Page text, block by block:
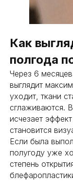
Как
полгода
Через 6
выглядит
уходит, ткани
сглаживаются.
исчезает
становится
Если была
полугоду уже
степень